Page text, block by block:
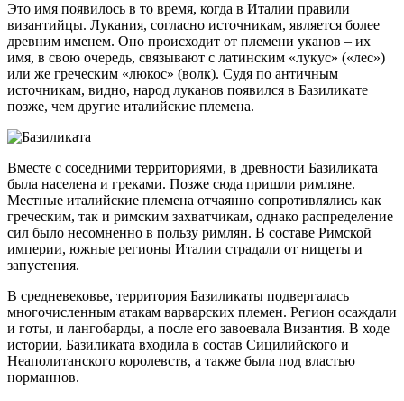
Это имя появилось в то время, когда в Италии правили
византийцы. Лукания, согласно источникам, является более
древним именем. Оно происходит от племени уканов – их
имя, в свою очередь, связывают с латинским «лукус» («лес»)
или же греческим «люкос» (волк). Судя по античным
источникам, видно, народ луканов появился в Базиликате
позже, чем другие италийские племена.
Вместе с соседними территориями, в древности Базиликата
была населена и греками. Позже сюда пришли римляне.
Местные италийские племена отчаянно сопротивлялись как
греческим, так и римским захватчикам, однако распределение
сил было несомненно в пользу римлян. В составе Римской
империи, южные регионы Италии страдали от нищеты и
запустения.
В средневековье, территория Базиликаты подвергалась
многочисленным атакам варварских племен. Регион осаждали
и готы, и лангобарды, а после его завоевала Византия. В ходе
истории, Базиликата входила в состав Сицилийского и
Неаполитанского королевств, а также была под властью
норманнов.